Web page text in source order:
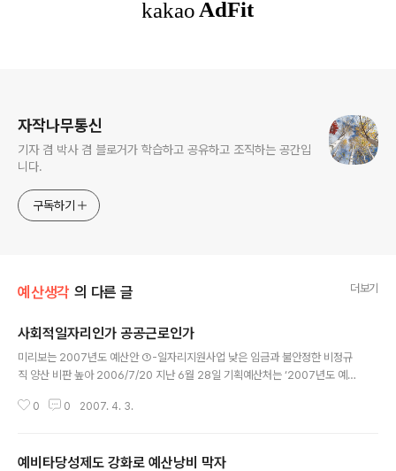
자작나무통신
기자 겸 박사 겸 블로거가 학습하고 공유하고 조직하는 공간입
니다.
구독하기
예산생각 의 다른 글 더보기
사회적일자리인가 공공근로인가
미리보는 2007년도 예산안 ①-일자리지원사업 낮은 임금과 불안정한 비정규
직 양산 비판 높아 2006/7/20 지난 6월 28일 기획예산처는 ‘2007년도 예산
서 내놓은 내년도 예산안을 취합한 자료이다. 기획예산처는 이 요구안을 토대로
한다. 1948년부터 2004회계연도까지 56년간 국회가 정부예산안을 삭감한
0 0 2007. 4. 3.
예비타당성제도 강화로 예산낭비 막자